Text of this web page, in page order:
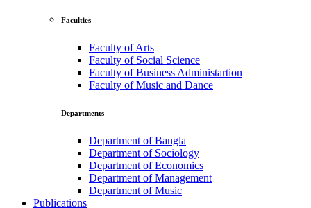
Faculties
Faculty of Arts
Faculty of Social Science
Faculty of Business Administartion
Faculty of Music and Dance
Departments
Department of Bangla
Department of Sociology
Department of Economics
Department of Management
Department of Music
Publications